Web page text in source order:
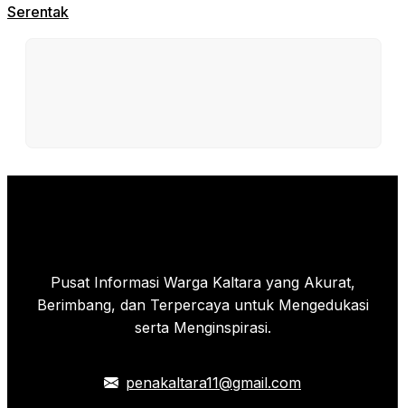
Serentak
Pusat Informasi Warga Kaltara yang Akurat,
Berimbang, dan Terpercaya untuk Mengedukasi
serta Menginspirasi.
penakaltara11@gmail.com